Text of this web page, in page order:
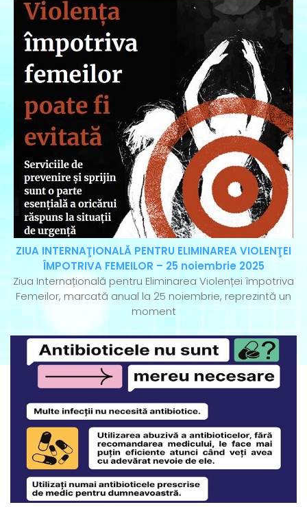
ZIUA INTERNAŢIONALĂ PENTRU ELIMINAREA VIOLENŢEI
ÎMPOTRIVA FEMEILOR – 25 noiembrie 2025
Ziua Internațională pentru Eliminarea Violenței împotriva
Femeilor, marcată anual la 25 noiembrie, reprezintă un
moment